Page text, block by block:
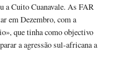
a Cuito Cuanavale. As FAR
em Dezembro, com a
que tinha como objectivo
a agressão sul-africana a